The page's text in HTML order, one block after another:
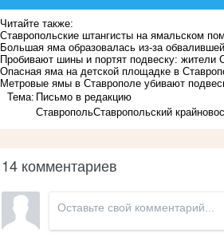
Читайте также:
Ставропольские штангисты на ямальском
Большая яма образовалась из-за
Пробивают шины и портят подвеску:
​​Опасная яма на детской площадке в
Метровые ямы в Ставрополе убивают
Тема: Письмо в редакцию
СтавропольСтавропольский край
14 комментариев